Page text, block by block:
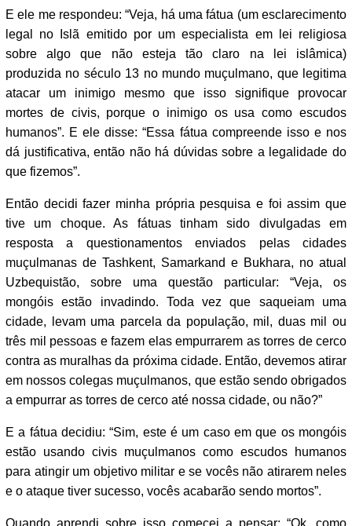
E ele me respondeu: “Veja, há uma fátua (um esclarecimento
legal no Islã emitido por um especialista em lei religiosa
sobre algo que não esteja tão claro na lei islâmica)
produzida no século 13 no mundo muçulmano, que legitima
atacar um inimigo mesmo que isso signifique provocar
mortes de civis, porque o inimigo os usa como escudos
humanos”. E ele disse: “Essa fátua compreende isso e nos
dá justificativa, então não há dúvidas sobre a legalidade do
que fizemos”.
Então decidi fazer minha própria pesquisa e foi assim que
tive um choque. As fátuas tinham sido divulgadas em
resposta a questionamentos enviados pelas cidades
muçulmanas de Tashkent, Samarkand e Bukhara, no atual
Uzbequistão, sobre uma questão particular: “Veja, os
mongóis estão invadindo. Toda vez que saqueiam uma
cidade, levam uma parcela da população, mil, duas mil ou
três mil pessoas e fazem elas empurrarem as torres de cerco
contra as muralhas da próxima cidade. Então, devemos atirar
em nossos colegas muçulmanos, que estão sendo obrigados
a empurrar as torres de cerco até nossa cidade, ou não?”
E a fátua decidiu: “Sim, este é um caso em que os mongóis
estão usando civis muçulmanos como escudos humanos
para atingir um objetivo militar e se vocês não atirarem neles
e o ataque tiver sucesso, vocês acabarão sendo mortos”.
Quando aprendi sobre isso comecei a pensar: “Ok, como